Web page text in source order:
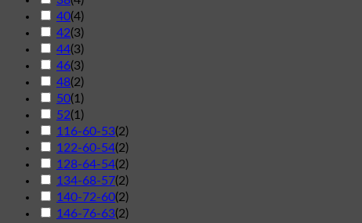
40(4)
42(3)
44(3)
46(3)
48(2)
50(1 )
52(1 )
116-60-53(2)
122-60-54(2)
128-64-54(2)
134-68-57(2)
140-72-60(2)
146-76-63(2)